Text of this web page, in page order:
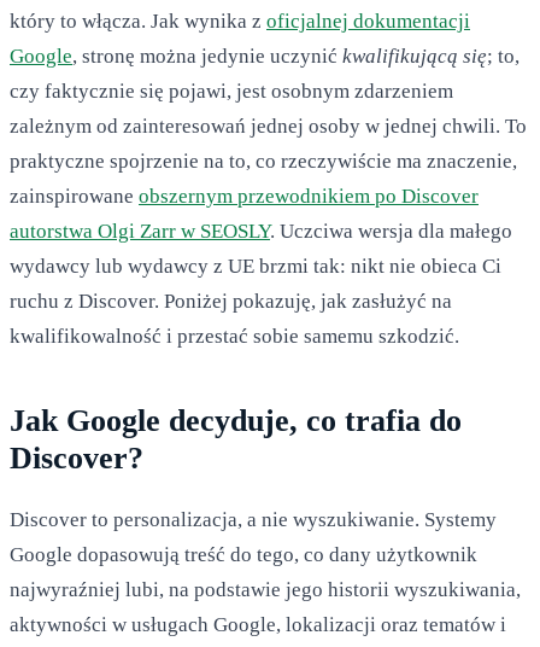
który to włącza. Jak wynika z oficjalnej dokumentacji
Google, stronę można jedynie uczynić kwalifikującą się; to,
czy faktycznie się pojawi, jest osobnym zdarzeniem
zależnym od zainteresowań jednej osoby w jednej chwili. To
praktyczne spojrzenie na to, co rzeczywiście ma znaczenie,
zainspirowane obszernym przewodnikiem po Discover
autorstwa Olgi Zarr w SEOSLY. Uczciwa wersja dla małego
wydawcy lub wydawcy z UE brzmi tak: nikt nie obieca Ci
ruchu z Discover. Poniżej pokazuję, jak zasłużyć na
kwalifikowalność i przestać sobie samemu szkodzić.
Jak Google decyduje, co trafia do
Discover?
Discover to personalizacja, a nie wyszukiwanie. Systemy
Google dopasowują treść do tego, co dany użytkownik
najwyraźniej lubi, na podstawie jego historii wyszukiwania,
aktywności w usługach Google, lokalizacji oraz tematów i